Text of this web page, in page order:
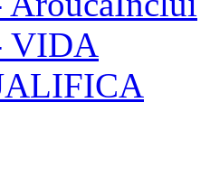
VIDA